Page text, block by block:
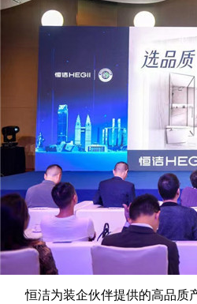
恒洁为装企伙伴提供的高品质产